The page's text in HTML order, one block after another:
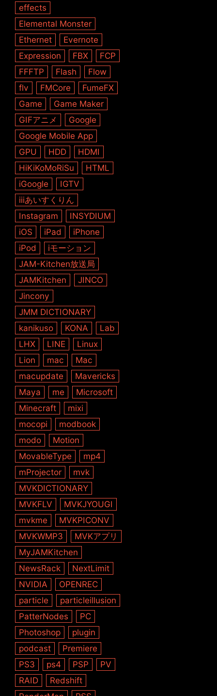
effects
Elemental Monster
Ethernet
Evernote
Expression
FBX
FCP
FFFTP
Flash
Flow
flv
FMCore
FumeFX
Game
Game Maker
GIFアニメ
Google
Google Mobile App
GPU
HDD
HDMI
HiKiKoMoRiSu
HTML
iGoogle
IGTV
iiiあいすくりん
Instagram
INSYDIUM
iOS
iPad
iPhone
iPod
iモーション
JAM-Kitchen放送局
JAMKitchen
JINCO
Jincony
JMM DICTIONARY
kanikuso
KONA
Lab
LHX
LINE
Linux
Lion
mac
Mac
macupdate
Mavericks
Maya
me
Microsoft
Minecraft
mixi
mocopi
modbook
modo
Motion
MovableType
mp4
mProjector
mvk
MVKDICTIONARY
MVKFLV
MVKJYOUGI
mvkme
MVKPICONV
MVKWMP3
MVKアプリ
MyJAMKitchen
NewsRack
NextLimit
NVIDIA
OPENREC
particle
particleillusion
PatterNodes
PC
Photoshop
plugin
podcast
Premiere
PS3
ps4 PSP
PV
RAID
Redshift